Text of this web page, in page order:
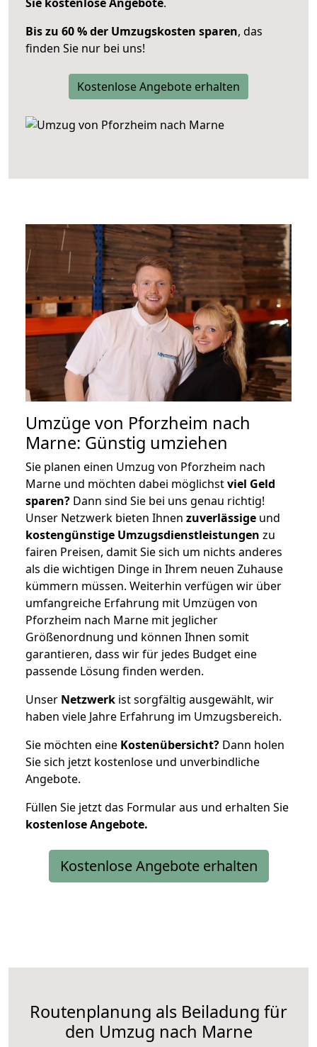
Bis zu 60 % der Umzugskosten sparen, das
finden Sie nur bei uns!
Kostenlose Angebote erhalten
Umzüge von Pforzheim nach
Marne: Günstig umziehen
Sie planen einen Umzug von Pforzheim nach
Marne und möchten dabei möglichstviel Geld
sparen? Dann sind Sie bei uns genau richtig!
Unser Netzwerk bieten Ihnen zuverlässige und
kostengünstige Umzugsdienstleistungen zu
fairen Preisen, damit Sie sich um nichts anderes
als die wichtigen Dinge in Ihrem neuen Zuhause
kümmern müssen. Weiterhin verfügen wir über
umfangreiche Erfahrung mit Umzügen von
Pforzheim nach Marne mit jeglicher
Größenordnung und können Ihnen somit
garantieren, dass wir für jedes Budget eine
passende Lösung finden werden.
Unser Netzwerk ist sorgfältig ausgewählt, wir
haben viele Jahre Erfahrung im Umzugsbereich.
Sie möchten eine Kostenübersicht? Dann holen
Sie sich jetzt kostenlose und unverbindliche
Angebote.
Füllen Sie jetzt das Formular aus und erhalten Sie
kostenloseAngebote.
Kostenlose Angebote erhalten
Routenplanung als Beiladung für
den Umzug nach Marne